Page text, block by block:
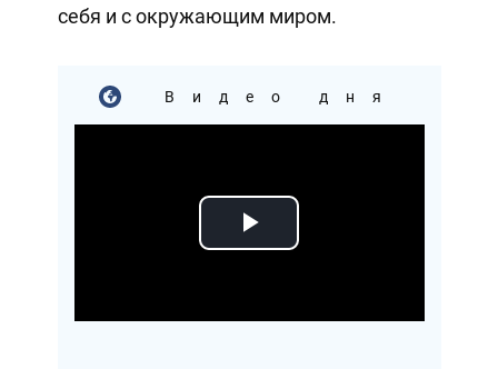
себя и с окружающим миром.
Видео дня
Play